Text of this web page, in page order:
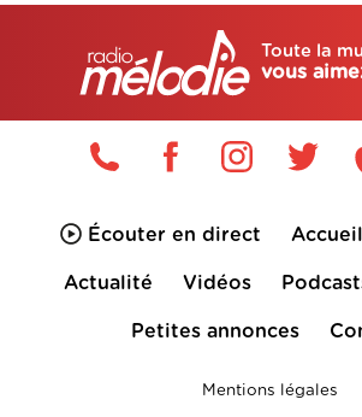
Toute la
vous
Écouter en direct Accueil
Actualité Vidéos
Petites annonces
Mentions légales